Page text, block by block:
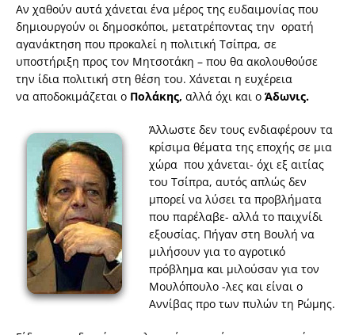
Αν χαθούν αυτά χάνεται ένα μέρος της ευδαιμονίας που
δημιουργούν οι δημοσκόποι, μετατρέποντας την ορατή
αγανάκτηση που προκαλεί η πολιτική Τσίπρα, σε
υποστήριξη προς τον Μητσοτάκη – που θα ακολουθούσε
την ίδια πολιτική στη θέση του. Χάνεται η ευχέρεια
να αποδοκιμάζεται ο Πολάκης, αλλά όχι και ο Άδωνις.
Άλλωστε δεν τους ενδιαφέρουν τα
κρίσιμα θέματα της εποχής σε μια
χώρα που χάνεται- όχι εξ αιτίας
του Τσίπρα, αυτός απλώς δεν
μπορεί να λύσει τα προβλήματα
που παρέλαβε- αλλά το παιχνίδι
εξουσίας. Πήγαν στη Βουλή να
μιλήσουν για το αγροτικό
πρόβλημα και μιλούσαν για τον
Μουλόπουλο -λες και είναι ο
Αννίβας προ των πυλών τη Ρώμης.